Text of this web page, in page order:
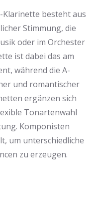
Klarinette besteht aus
Stimmung, die
oder im Orchester
ist dabei das am
während die A-
und romantischer
ergänzen sich
Tonartenwahl
Komponisten
um unterschiedliche
zu erzeugen.